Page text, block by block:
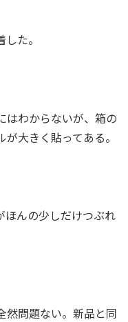
た。
はわからないが、箱の
大きく貼ってある。
ほんの少しだけつぶれ
然問題ない。新品と同